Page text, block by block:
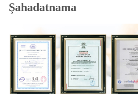
Şahadatnama